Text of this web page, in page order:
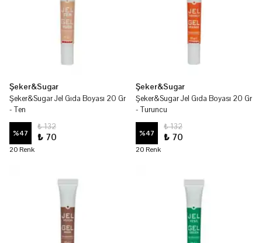
Şeker&Sugar
Şeker&Sugar Jel Gıda Boyası 20 Gr
- Ten
%47
₺ 132
₺ 70
20 Renk
Şeker&Sugar
Şeker&Sugar Jel Gıda Boyası 20 Gr
- Turuncu
%47
₺ 132
₺ 70
20 Renk